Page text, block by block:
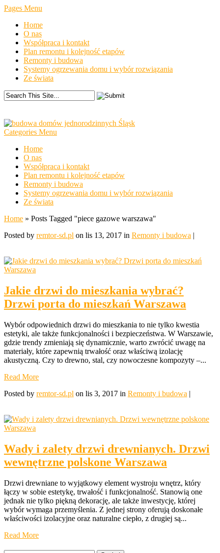
Pages Menu
Home
O nas
Współpraca i kontakt
Plan remontu i kolejność etapów
Remonty i budowa
Systemy ogrzewania domu i wybór rozwiązania
Ze świata
Categories Menu
Home
O nas
Współpraca i kontakt
Plan remontu i kolejność etapów
Remonty i budowa
Systemy ogrzewania domu i wybór rozwiązania
Ze świata
Home » Posts Tagged "piece gazowe warszawa"
Posted by remtor-sd.pl on lis 13, 2017 in Remonty i budowa |
Jakie drzwi do mieszkania wybrać?
Drzwi porta do mieszkań Warszawa
Wybór odpowiednich drzwi do mieszkania to nie tylko kwestia
estetyki, ale także funkcjonalności i bezpieczeństwa. W Warszawie,
gdzie trendy zmieniają się dynamicznie, warto zwrócić uwagę na
materiały, które zapewnią trwałość oraz właściwą izolację
akustyczną. Czy to drewno, stal, czy nowoczesne kompozyty –...
Read More
Posted by remtor-sd.pl on lis 3, 2017 in Remonty i budowa |
Wady i zalety drzwi drewnianych. Drzwi
wewnętrzne polskone Warszawa
Drzwi drewniane to wyjątkowy element wystroju wnętrz, który
łączy w sobie estetykę, trwałość i funkcjonalność. Stanowią one
jednak nie tylko piękną dekorację, ale także inwestycję, której
wybór wymaga przemyślenia. Z jednej strony oferują doskonałe
właściwości izolacyjne oraz naturalne ciepło, z drugiej są...
Read More